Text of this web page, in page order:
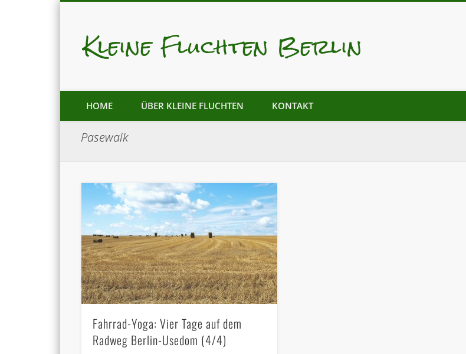
Kleine Fluchten Berlin
MastodonPixelfed
HOME ÜBER KLEINE FLUCHTEN KONTAKT
Pasewalk
Fahrrad-Yoga: Vier Tage auf dem
Radweg Berlin-Usedom (4/4)